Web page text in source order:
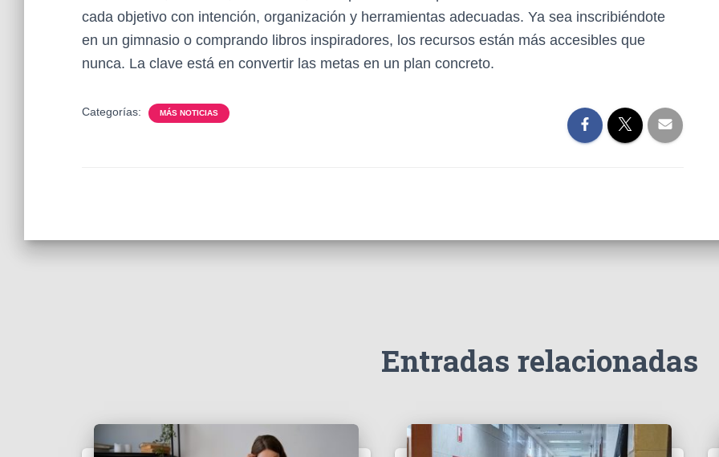
cada objetivo con intención, organización y herramientas adecuadas. Ya sea inscribiéndote
en un gimnasio o comprando libros inspiradores, los recursos están más accesibles que
nunca. La clave está en convertir las metas en un plan concreto.
Categorías: MÁS NOTICIAS
Entradas relacionadas